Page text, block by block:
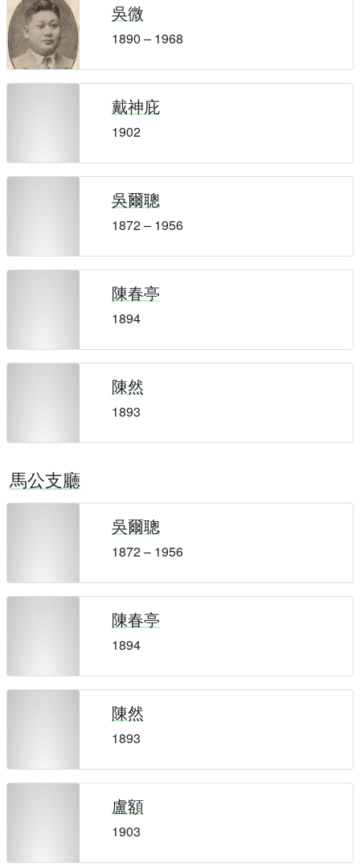
吳微
1890 – 1968
戴神庇
1902
吳爾聰
1872 – 1956
陳春亭
1894
陳然
1893
馬公支廳
吳爾聰
1872 – 1956
陳春亭
1894
陳然
1893
盧額
1903